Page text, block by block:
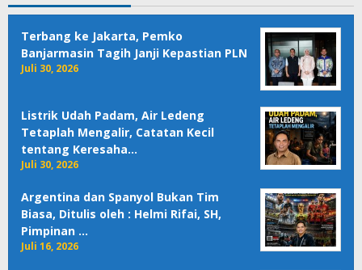
Terbang ke Jakarta, Pemko
Banjarmasin Tagih Janji Kepastian PLN
Juli 30, 2026
Listrik Udah Padam, Air Ledeng
Tetaplah Mengalir, Catatan Kecil
tentang Keresaha…
Juli 30, 2026
Argentina dan Spanyol Bukan Tim
Biasa, Ditulis oleh : Helmi Rifai, SH,
Pimpinan …
Juli 16, 2026